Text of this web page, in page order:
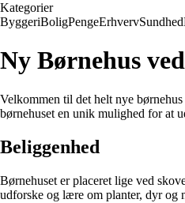
Kategorier
ByggeriBoligPengeErhvervSundhed
Ny Børnehus
Velkommen til det helt nye
børnehuset en unik mulighed for at
Beliggenhed
Børnehuset er placeret lige ved
udforske og lære om planter, dyr og